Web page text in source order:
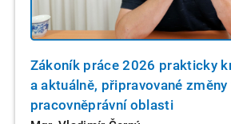
Zákoník práce 2026 prakticky
a aktuálně, připravované změny
pracovněprávní oblasti